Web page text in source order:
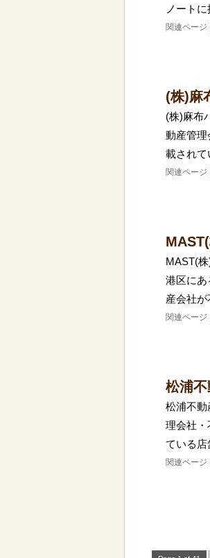
ノート
関連ページ |
(株)麻
(株)麻布
動産管理
載されて
関連ページ |
MAST(
港区にあ
産会社
関連ページ |
松浦
松浦不動
理会社・
ている店
関連ページ |